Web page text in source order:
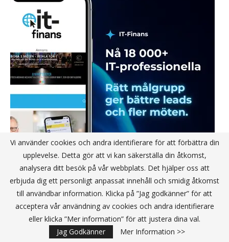
Vi använder cookies och andra identifierare för att förbättra din
upplevelse. Detta gör att vi kan säkerställa din åtkomst,
analysera ditt besök på vår webbplats. Det hjälper oss att
erbjuda dig ett personligt anpassat innehåll och smidig åtkomst
till användbar information. Klicka på ”Jag godkänner” för att
acceptera vår användning av cookies och andra identifierare
eller klicka ”Mer information” för att justera dina val.
Jag Godkänner
Mer Information >>